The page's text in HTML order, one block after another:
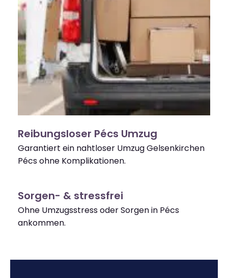
Reibungsloser Pécs Umzug
Garantiert ein nahtloser Umzug Gelsenkirchen
Pécs ohne Komplikationen.
Sorgen- & stressfrei
Ohne Umzugsstress oder Sorgen in Pécs
ankommen.